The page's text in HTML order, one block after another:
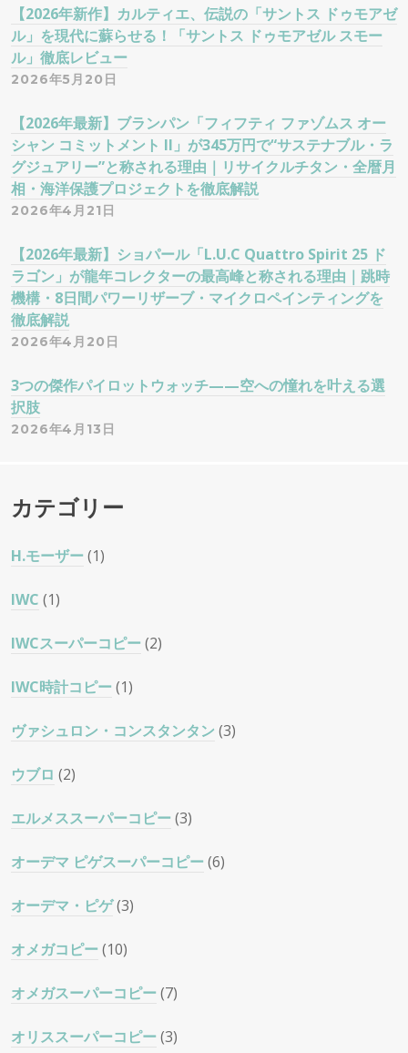
【2026年新作】カルティエ、伝説の「サントス ドゥモアゼ
ル」を現代に蘇らせる！「サントス ドゥモアゼル スモー
ル」徹底レビュー
2026年5月20日
【2026年最新】ブランパン「フィフティ ファゾムス オー
シャン コミットメント II」が345万円で“サステナブル・ラ
グジュアリー”と称される理由｜リサイクルチタン・全暦月
相・海洋保護プロジェクトを徹底解説
2026年4月21日
【2026年最新】ショパール「L.U.C Quattro Spirit 25 ド
ラゴン」が龍年コレクターの最高峰と称される理由｜跳時
機構・8日間パワーリザーブ・マイクロペインティングを
徹底解説
2026年4月20日
3つの傑作パイロットウォッチ——空への憧れを叶える選
択肢
2026年4月13日
カテゴリー
H.モーザー(1)
IWC (1)
IWCスーパーコピー(2)
IWC時計コピー(1)
ヴァシュロン・コンスタンタン (3)
ウブロ (2)
エルメススーパーコピー(3)
オーデマ ピゲスーパーコピー(6)
オーデマ・ピゲ(3)
オメガコピー(10)
オメガスーパーコピー(7)
オリススーパーコピー(3)